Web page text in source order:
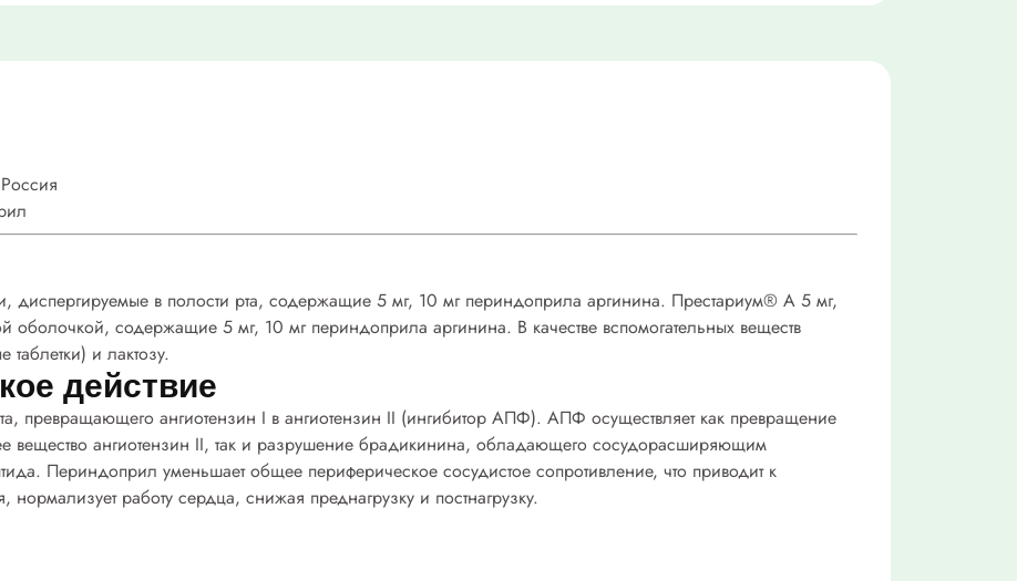
диспергируемые в полости рта, содержащие 5 мг, 10 мг периндоприла аргинина. Престариум® А 5 мг,
оболочкой, содержащие 5 мг, 10 мг периндоприла аргинина. В качестве вспомогательных веществ
таблетки) и лактозу.
действие
превращающего ангиотензин I в ангиотензин II (ингибитор АПФ). АПФ осуществляет как превращение
вещество ангиотензин II, так и разрушение брадикинина, обладающего сосудорасширяющим
Периндоприл уменьшает общее периферическое сосудистое сопротивление, что приводит к
работу сердца, снижая преднагрузку и постнагрузку.